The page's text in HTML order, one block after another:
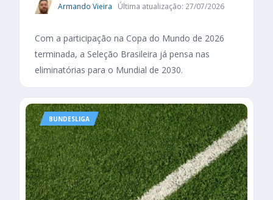
Armando Vieira Última atualização: 27/07/2026
Com a participação na Copa do Mundo de 2026
terminada, a Seleção Brasileira já pensa nas
eliminatórias para o Mundial de 2030.
BUNDESLIGA